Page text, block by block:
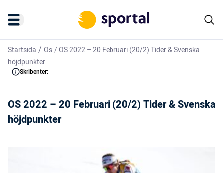
Startsida / Os/OS 2022 – 20 Februari (20/2) Tider & Svenska
höjdpunkter
Skribenter:
OS 2022 – 20 Februari (20/2) Tider & Svenska
höjdpunkter